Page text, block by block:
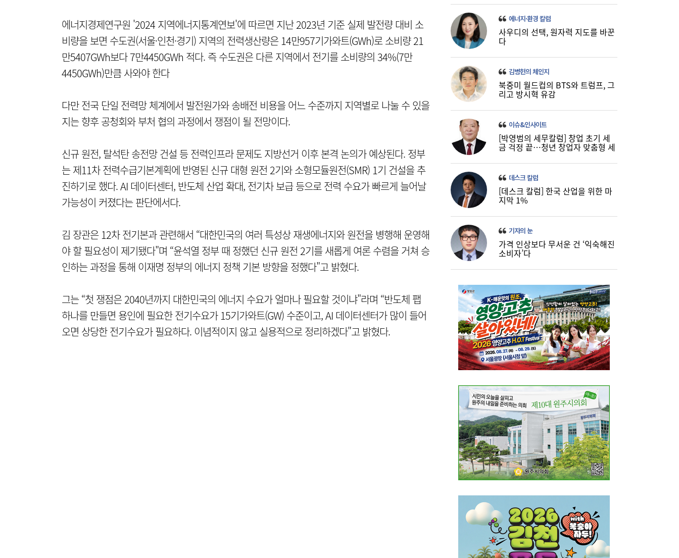
에너지경제연구원 '2024 지역에너지통계연보'에 따르면 지난 2023년 기준 실제 발전량 대비 소
비량을 보면 수도권(서울·인천·경기) 지역의 전력생산량은 14만957기가와트(GWh)로 소비량 21
만5407GWh보다 7만4450GWh 적다. 즉 수도권은 다른 지역에서 전기를 소비량의 34%(7만
4450GWh)만큼 사와야 한다
다만 전국 단일 전력망 체계에서 발전원가와 송배전 비용을 어느 수준까지 지역별로 나눌 수 있을
지는 향후 공청회와 부처 협의 과정에서 쟁점이 될 전망이다.
신규 원전, 탈석탄 송전망 건설 등 전력인프라 문제도 지방선거 이후 본격 논의가 예상된다. 정부
는 제11차 전력수급기본계획에 반영된 신규 대형 원전 2기와 소형모듈원전(SMR) 1기 건설을 추
진하기로 했다. AI 데이터센터, 반도체 산업 확대, 전기차 보급 등으로 전력 수요가 빠르게 늘어날
가능성이 커졌다는 판단에서다.
김 장관은 12차 전기본과 관련해서 “대한민국의 여러 특성상 재생에너지와 원전을 병행해 운영해
야 할 필요성이 제기됐다"며 “윤석열 정부 때 정했던 신규 원전 2기를 새롭게 여론 수렴을 거쳐 승
인하는 과정을 통해 이재명 정부의 에너지 정책 기본 방향을 정했다"고 밝혔다.
그는 “첫 쟁점은 2040년까지 대한민국의 에너지 수요가 얼마나 필요할 것이냐"라며 “반도체 팹
하나를 만들면 용인에 필요한 전기수요가 15기가와트(GW) 수준이고, AI 데이터센터가 많이 들어
오면 상당한 전기수요가 필요하다. 이념적이지 않고 실용적으로 정리하겠다"고 밝혔다.
에너지·환경 칼럼
사우디의 선택, 원자력 지도를 바꾼
다
김병헌의 체인지
북중미 월드컵의 BTS와 트럼프, 그
리고 방시혁 유감
이슈&인사이트
[박영범의 세무칼럼] 창업 초기 세
금 걱정 끝…청년 창업자 맞춤형 세
데스크 칼럼
[데스크 칼럼] 한국 산업을 위한 마
지막 1%
기자의 눈
가격 인상보다 무서운 건 ‘익숙해진
소비자’다